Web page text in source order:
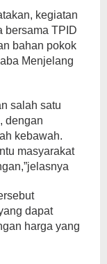
kegiatan
bersama TPID
bahan pokok
Menjelang
salah satu
dengan
kebawah.
masyarakat
dapat
harga yang